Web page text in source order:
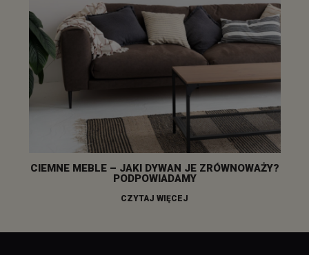
CIEMNE MEBLE – JAKI DYWAN JE ZRÓWNOWAŻY?
PODPOWIADAMY
CZYTAJ WIĘCEJ